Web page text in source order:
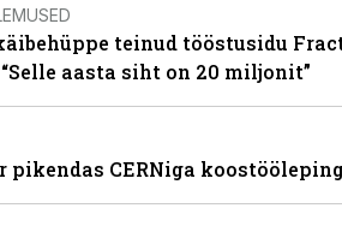
teinud tööstusidu
aasta siht on 20 miljonit”
pikendas CERNiga